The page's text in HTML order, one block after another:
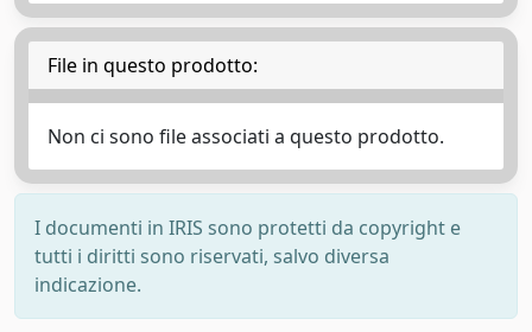
File in questo prodotto:
Non ci sono file associati a questo prodotto.
I documenti in IRIS sono protetti da copyright e
tutti i diritti sono riservati, salvo diversa
indicazione.